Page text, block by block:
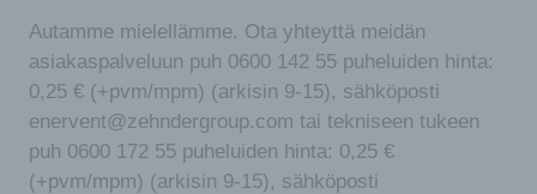
Autamme mielellämme. Ota yhteyttä meidän
asiakaspalveluun puh 0600 142 55 puheluiden hinta:
0,25 € (+pvm/mpm) (arkisin 9-15), sähköposti
enervent@zehndergroup.com tai tekniseen tukeen
puh 0600 172 55 puheluiden hinta: 0,25 €
(+pvm/mpm) (arkisin 9-15), sähköposti